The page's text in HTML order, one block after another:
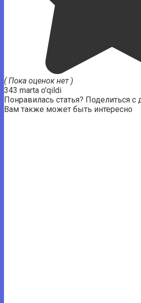
( Пока оценок нет )
343 marta o'qildi
Понравилась статья? Поделиться с
Вам также может быть интересно